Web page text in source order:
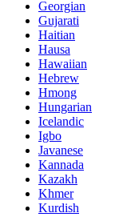
Georgian
Gujarati
Haitian
Hausa
Hawaiian
Hebrew
Hmong
Hungarian
Icelandic
Igbo
Javanese
Kannada
Kazakh
Khmer
Kurdish